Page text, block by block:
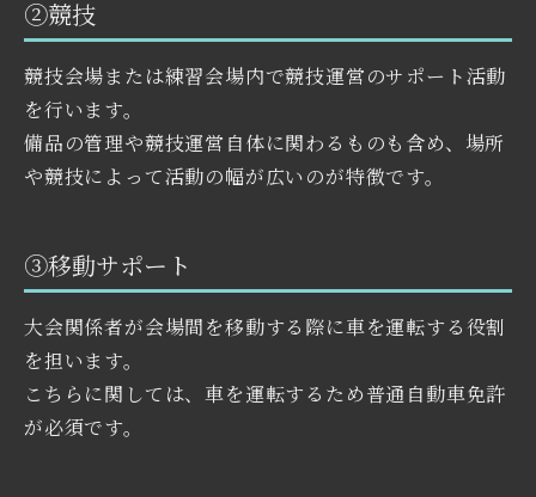
②競技
競技会場または練習会場内で競技運営のサポート活動
を行います。
備品の管理や競技運営自体に関わるものも含め、場所
や競技によって活動の幅が広いのが特徴です。
③移動サポート
大会関係者が会場間を移動する際に車を運転する役割
を担います。
こちらに関しては、車を運転するため普通自動車免許
が必須です。